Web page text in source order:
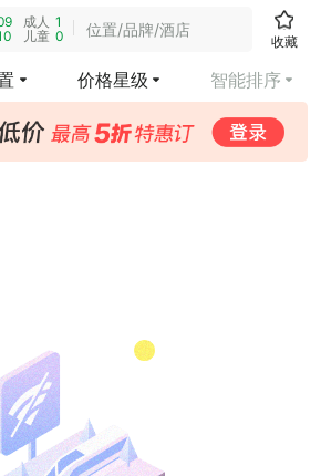
成人 1
儿童 0 位置/品牌/酒店
收藏
价格星级 智能排序